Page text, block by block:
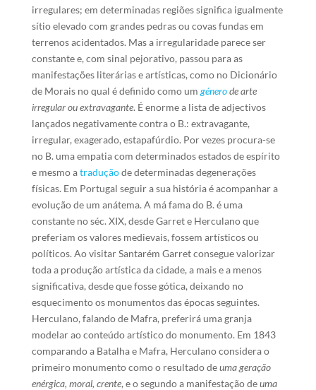
irregulares; em determinadas regiões significa igualmente
sítio elevado com grandes pedras ou covas fundas em
terrenos acidentados. Mas a irregularidade parece ser
constante e, com sinal pejorativo, passou para as
manifestações literárias e artísticas, como no Dicionário
de Morais no qual é definido como um génerode arte
irregular ou extravagante. É enorme a lista de adjectivos
lançados negativamente contra o B.: extravagante,
irregular, exagerado, estapafúrdio. Por vezes procura-se
no B. uma empatia com determinados estados de espírito
e mesmo atraduçãode determinadas degenerações
físicas. Em Portugal seguir a sua história é acompanhar a
evolução de um anátema. A má fama do B. é uma
constante no séc. XIX, desde Garret e Herculano que
preferiam os valores medievais, fossem artísticos ou
políticos. Ao visitar Santarém Garret consegue valorizar
toda a produção artística da cidade, a mais e a menos
significativa, desde que fosse gótica, deixando no
esquecimento os monumentos das épocas seguintes.
Herculano, falando de Mafra, preferirá uma granja
modelar ao conteúdo artístico do monumento. Em 1843
comparando a Batalha e Mafra, Herculano considera o
primeiro monumento como o resultado deuma geração
enérgica, moral, crente, e o segundo a manifestação deuma